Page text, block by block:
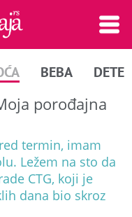
BEBA DETE
porođajna
termin, imam
Ležem na sto da
CTG, koji je
dana bio skroz